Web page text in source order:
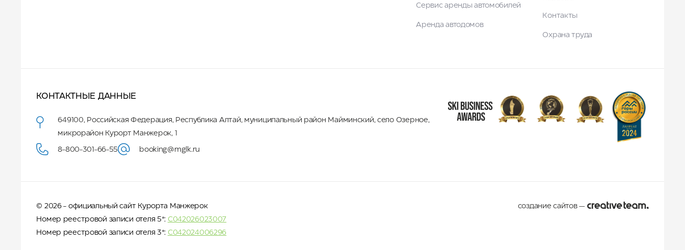
Сервис аренды автомобилей
Аренда автодомов
Контакты
Охрана труда
КОНТАКТНЫЕ ДАННЫЕ
649100, Российская Федерация, Республика Алтай, муниципальный район Майминский,село Озерное,
микрорайон Курорт Манжерок, 1
8-800-301-66-55 booking@mglk.ru
© 2026 - официальный сайт Курорта Манжерок создание сайтов—
Номер реестровой записи отеля 5*: С042026023007
Номер реестровой записи отеля 3*: С042024006296